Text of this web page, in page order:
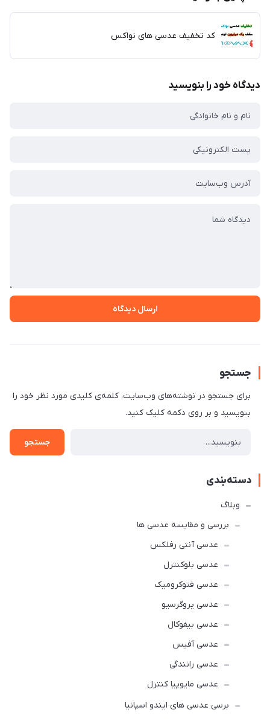
کد تخفیف عدسی های نواکس
دیدگاه خود را بنویسید
ارسال دیدگاه
جستجو
برای جستجو در نوشته‌های وب‌سایت، کلمه‌ی کلیدی مورد نظر خود را
بنویسید و بر روی دکمه کلیک کنید.
جستجو
دسته‌بندی
وبلاگ
بررسی و مقایسه عدسی ها
عدسی آنتی رفلکس
عدسی بلوکنترل
عدسی فتوکرومیک
عدسی پروگرسیو
عدسی بیفوکال
عدسی آفیس
عدسی رانندگی
عدسی مایوپیا کنترل
برسی عدسی های ایندو اسپانیا